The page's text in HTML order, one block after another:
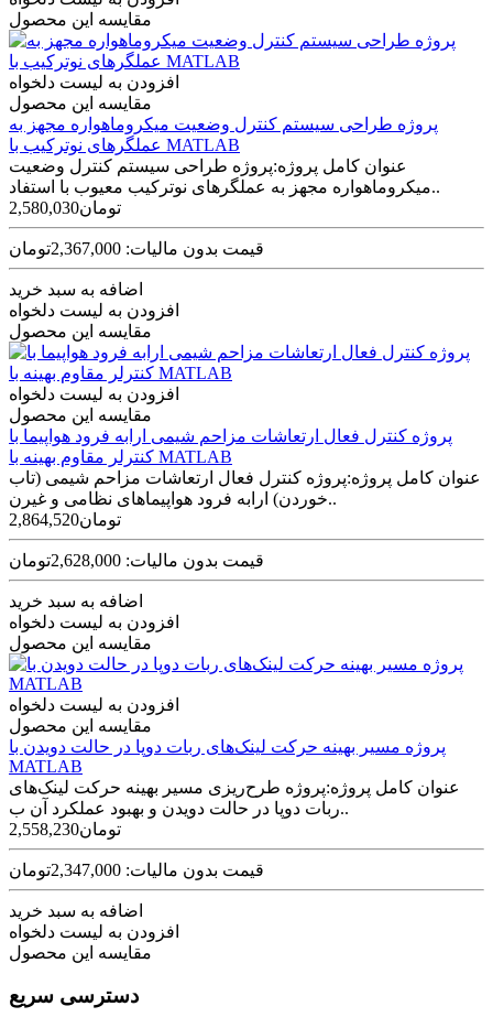
مقایسه این محصول
افزودن به لیست دلخواه
مقایسه این محصول
پروژه طراحی سیستم کنترل وضعیت میکروماهواره مجهز به
عملگرهای نوترکیب با MATLAB
عنوان کامل پروژه:پروژه طراحی سیستم کنترل وضعیت
میکروماهواره مجهز به عملگرهای نوترکیب معیوب با استفاد..
2,580,030تومان
قیمت بدون مالیات: 2,367,000تومان
اضافه به سبد خرید
افزودن به لیست دلخواه
مقایسه این محصول
افزودن به لیست دلخواه
مقایسه این محصول
پروژه کنترل فعال ارتعاشات مزاحم شیمی ارابه فرود هواپیما با
کنترلر مقاوم بهینه با MATLAB
عنوان کامل پروژه:پروژه کنترل فعال ارتعاشات مزاحم شیمی (تاب
خوردن) ارابه فرود هواپیماهای نظامی و غیرن..
2,864,520تومان
قیمت بدون مالیات: 2,628,000تومان
اضافه به سبد خرید
افزودن به لیست دلخواه
مقایسه این محصول
افزودن به لیست دلخواه
مقایسه این محصول
پروژه مسیر بهینه حرکت لینک‌های ربات دوپا در حالت دویدن با
MATLAB
عنوان کامل پروژه:پروژه طرح‌ریزی مسیر بهینه حرکت لینک‌های
ربات دوپا در حالت دویدن و بهبود عملکرد آن ب..
2,558,230تومان
قیمت بدون مالیات: 2,347,000تومان
اضافه به سبد خرید
افزودن به لیست دلخواه
مقایسه این محصول
دسترسی سریع